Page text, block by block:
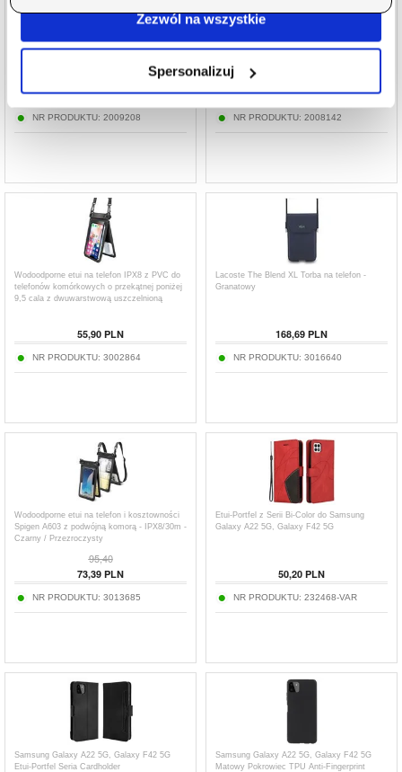
Zezwól na wszystkie
Spersonalizuj
wodoodporne etui pływające na urządzenia o
55,90PLN
NR PRODUKTU: 2009208
SM65 - 6"-6.9" - Brąz
55,90PLN
NR PRODUKTU: 2008142
Wodoodporne etui na telefon IPX8 z PVC do
telefonów komórkowych o przekątnej poniżej
9,5 cala z dwuwarstwową uszczelnioną
55,90 PLN
NR PRODUKTU: 3002864
Lacoste The Blend XL Torba na telefon -
Granatowy
168,69 PLN
NR PRODUKTU: 3016640
Wodoodporne etui na telefon i kosztowności
Spigen A603 z podwójną komorą - IPX8/30m -
Czarny / Przezroczysty
95,40
73,39 PLN
NR PRODUKTU: 3013685
Etui-Portfel z Serii Bi-Color do Samsung
Galaxy A22 5G, Galaxy F42 5G
50,20 PLN
NR PRODUKTU: 232468-VAR
Samsung Galaxy A22 5G, Galaxy F42 5G
Etui-Portfel Seria Cardholder
Samsung Galaxy A22 5G, Galaxy F42 5G
Matowy Pokrowiec TPU Anti-Fingerprint